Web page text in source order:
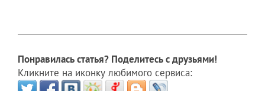
Понравилась статья? Поделитесь с друзьями!
Кликните на иконку любимого сервиса: